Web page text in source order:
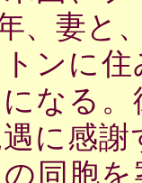
、妻と
ンに
なる
に感
同胞